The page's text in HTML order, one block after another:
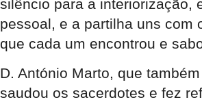
silêncio para a interiorização,
pessoal, e a partilha uns com
que cada um encontrou e
D. António Marto, que
saudou os sacerdotes e fez